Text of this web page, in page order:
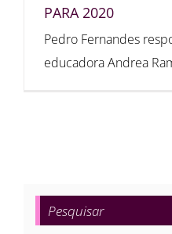
PARA 2020
Pedro Fernandes
educadora Andrea
Pesquisar